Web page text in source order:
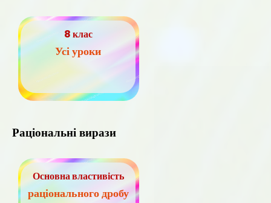
8 клас
Усі уроки
Раціональні вирази
Основна властивість
раціонального дробу